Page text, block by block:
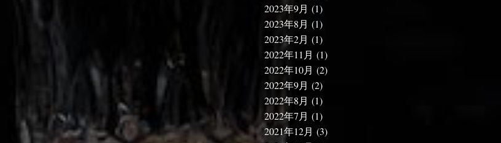
2023年9月 (1)
2023年8月 (1)
2023年2月 (1)
2022年11月 (1)
2022年10月 (2)
2022年9月 (2)
2022年8月 (1)
2022年7月 (1)
2021年12月 (3)